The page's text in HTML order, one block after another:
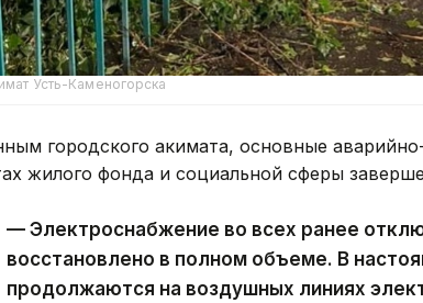
Усть-Каменогорска
городского акимата, основные
жилого фонда и социальной сферы
— Электроснабжение во всех ранее
восстановлено в полном объеме. В
продолжаются на воздушных линиях